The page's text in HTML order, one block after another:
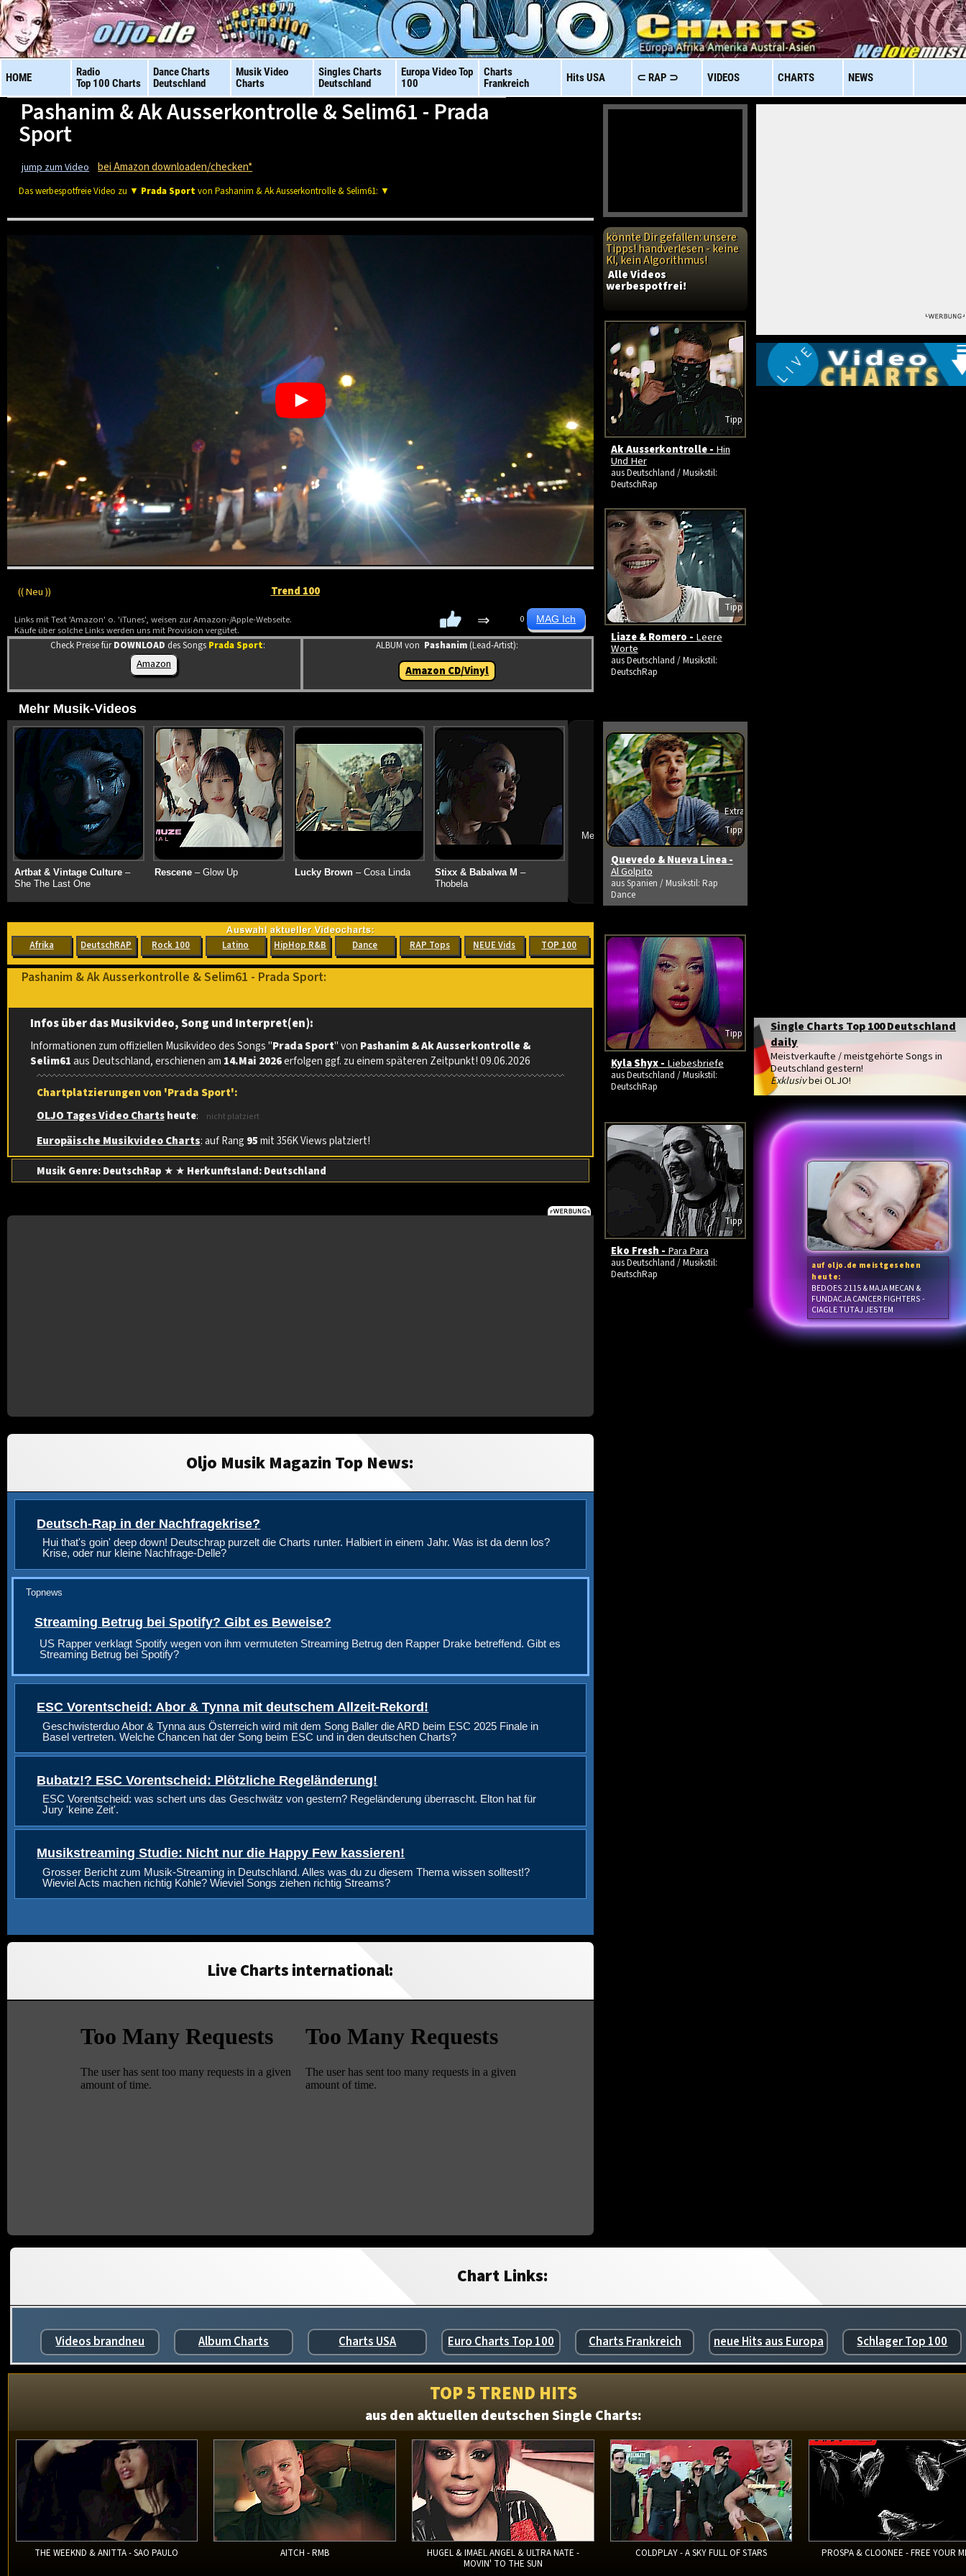
HOME
Radio
Top 100 Charts
Dance Charts
Deutschland
Musik Video
Charts
Singles Charts
Deutschland
Europa VideoTop
100
Charts
Frankreich
HitsUSA ⊂ RAP ⊃ VIDEOS CHARTS NEWS
Pashanim & Ak Ausserkontrolle & Selim61 - Prada
Sport
jump zum Video bei Amazon downloaden/checken*
Das werbespotfreie Video zu ▼ Prada Sport von Pashanim & Ak Ausserkontrolle & Selim61: ▼
(( Neu )) Trend 100
Links mit Text 'Amazon' o. 'iTunes', weisen zur Amazon-/Apple-Webseite.
Käufe über solche Links werden uns mit Provision vergütet.
⇒ 0
Check Preise fürDOWNLOAD des Songs Prada Sport:
Amazon
ALBUM von Pashanim (Lead-Artist):
Amazon CD/Vinyl
Mehr Musik-Videos
Artbat & Vintage Culture–
She The Last One
Rescene– Glow Up Lucky Brown– Cosa Linda Stixx & Babalwa M –
Thobela
➔
Mehr neue Vids ansehen
Afrika DeutschRAP Rock 100 Latino HipHop R&B Dance RAP Tops NEUE Vids TOP 100
Pashanim & Ak Ausserkontrolle & Selim61 - Prada Sport:
Infos über das Musikvideo, Song und Interpret(en):
Informationen zum offiziellen Musikvideo des Songs "Prada Sport" von Pashanim & Ak Ausserkontrolle &
Selim61aus Deutschland, erschienen am 14.Mai 2026erfolgen ggf. zu einem späteren Zeitpunkt! 09.06.2026
Chartplatzierungen von 'Prada Sport':
OLJO Tages Video Charts heute: nicht platziert
Europäische Musikvideo Charts: auf Rang 95mit 356K Views platziert!
Musik Genre: DeutschRap ★ ★ Herkunftsland: Deutschland
Oljo Musik Magazin Top News:
Deutsch-Rap in der Nachfragekrise?
Hui that's goin' deep down! Deutschrap purzelt die Charts runter. Halbiert in einem Jahr. Was ist da denn los?
Krise, oder nur kleine Nachfrage-Delle?
Topnews
Streaming Betrug bei Spotify? Gibt es Beweise?
US Rapper verklagt Spotify wegen von ihm vermuteten Streaming Betrug den Rapper Drake betreffend. Gibt es
Streaming Betrug bei Spotify?
ESC Vorentscheid: Abor & Tynna mit deutschem Allzeit-Rekord!
Geschwisterduo Abor & Tynna aus Österreich wird mit dem Song Baller die ARD beim ESC 2025 Finale in
Basel vertreten. Welche Chancen hat der Song beim ESC und in den deutschen Charts?
Bubatz!? ESC Vorentscheid: Plötzliche Regeländerung!
ESC Vorentscheid: was schert uns das Geschwätz von gestern? Regeländerung überrascht. Elton hat für
Jury 'keine Zeit'.
Musikstreaming Studie: Nicht nur die Happy Few kassieren!
Grosser Bericht zum Musik-Streaming in Deutschland. Alles was du zu diesem Thema wissen solltest!?
Wieviel Acts machen richtig Kohle? Wieviel Songs ziehen richtig Streams?
Live Charts international:
Single Charts Top 100 Deutschland
daily
Meistverkaufte / meistgehörte Songs in
Deutschland gestern!
Exklusivbei OLJO!
auf oljo.de meistgesehen
heute:
BEDOES 2115 & MAJA MECAN &
FUNDACJA CANCER FIGHTERS -
CIAGLE TUTAJ JESTEM
könnte Dir gefallen: unsere
Tipps! handverlesen - keine
KI, kein Algorithmus!
Alle Videos
werbespotfrei!
Tipp
Ak Ausserkontrolle - Hin
Und Her
aus Deutschland / Musikstil:
DeutschRap
Tipp
Liaze & Romero - Leere
Worte
aus Deutschland / Musikstil:
DeutschRap
Extra
Tipp
Quevedo & Nueva Linea -
Al Golpito
aus Spanien / Musikstil: Rap
Dance
Tipp
Kyla Shyx - Liebesbriefe
aus Deutschland / Musikstil:
DeutschRap
Tipp
Eko Fresh - Para Para
aus Deutschland / Musikstil:
DeutschRap
Chart Links:
Videos brandneu Album Charts Charts USA Euro Charts Top 100 Charts Frankreich neue Hits aus Europa Schlager Top 100
TOP 5 TREND HITS
aus den aktuellen deutschen Single Charts:
THE WEEKND & ANITTA - SAO PAULO AITCH - RMB
HUGEL & IMAEL ANGEL & ULTRA NATE -
MOVIN' TO THE SUN
COLDPLAY - A SKY FULL OF STARS PROSPA & CLOONEE - FREE YOUR